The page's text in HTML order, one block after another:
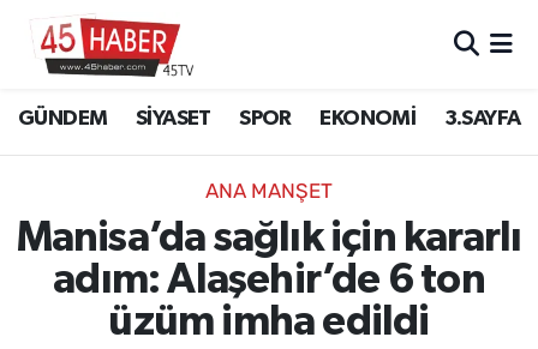
GÜNDEM SİYASET SPOR EKONOMİ 3.SAYFA
ANA MANŞET
Manisa’da sağlık için kararlı
adım: Alaşehir’de 6 ton
üzüm imha edildi
SİYASET
SPOR
EKONOMİ
3.SAYFA
Manisa Hava Durumu
Manisa Namaz Vakitleri
Manisa Trafik Yoğunluk Haritası
Süper Lig Puan Durumu ve Fikstür